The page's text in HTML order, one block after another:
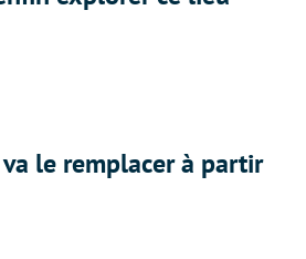
le remplacer à partir